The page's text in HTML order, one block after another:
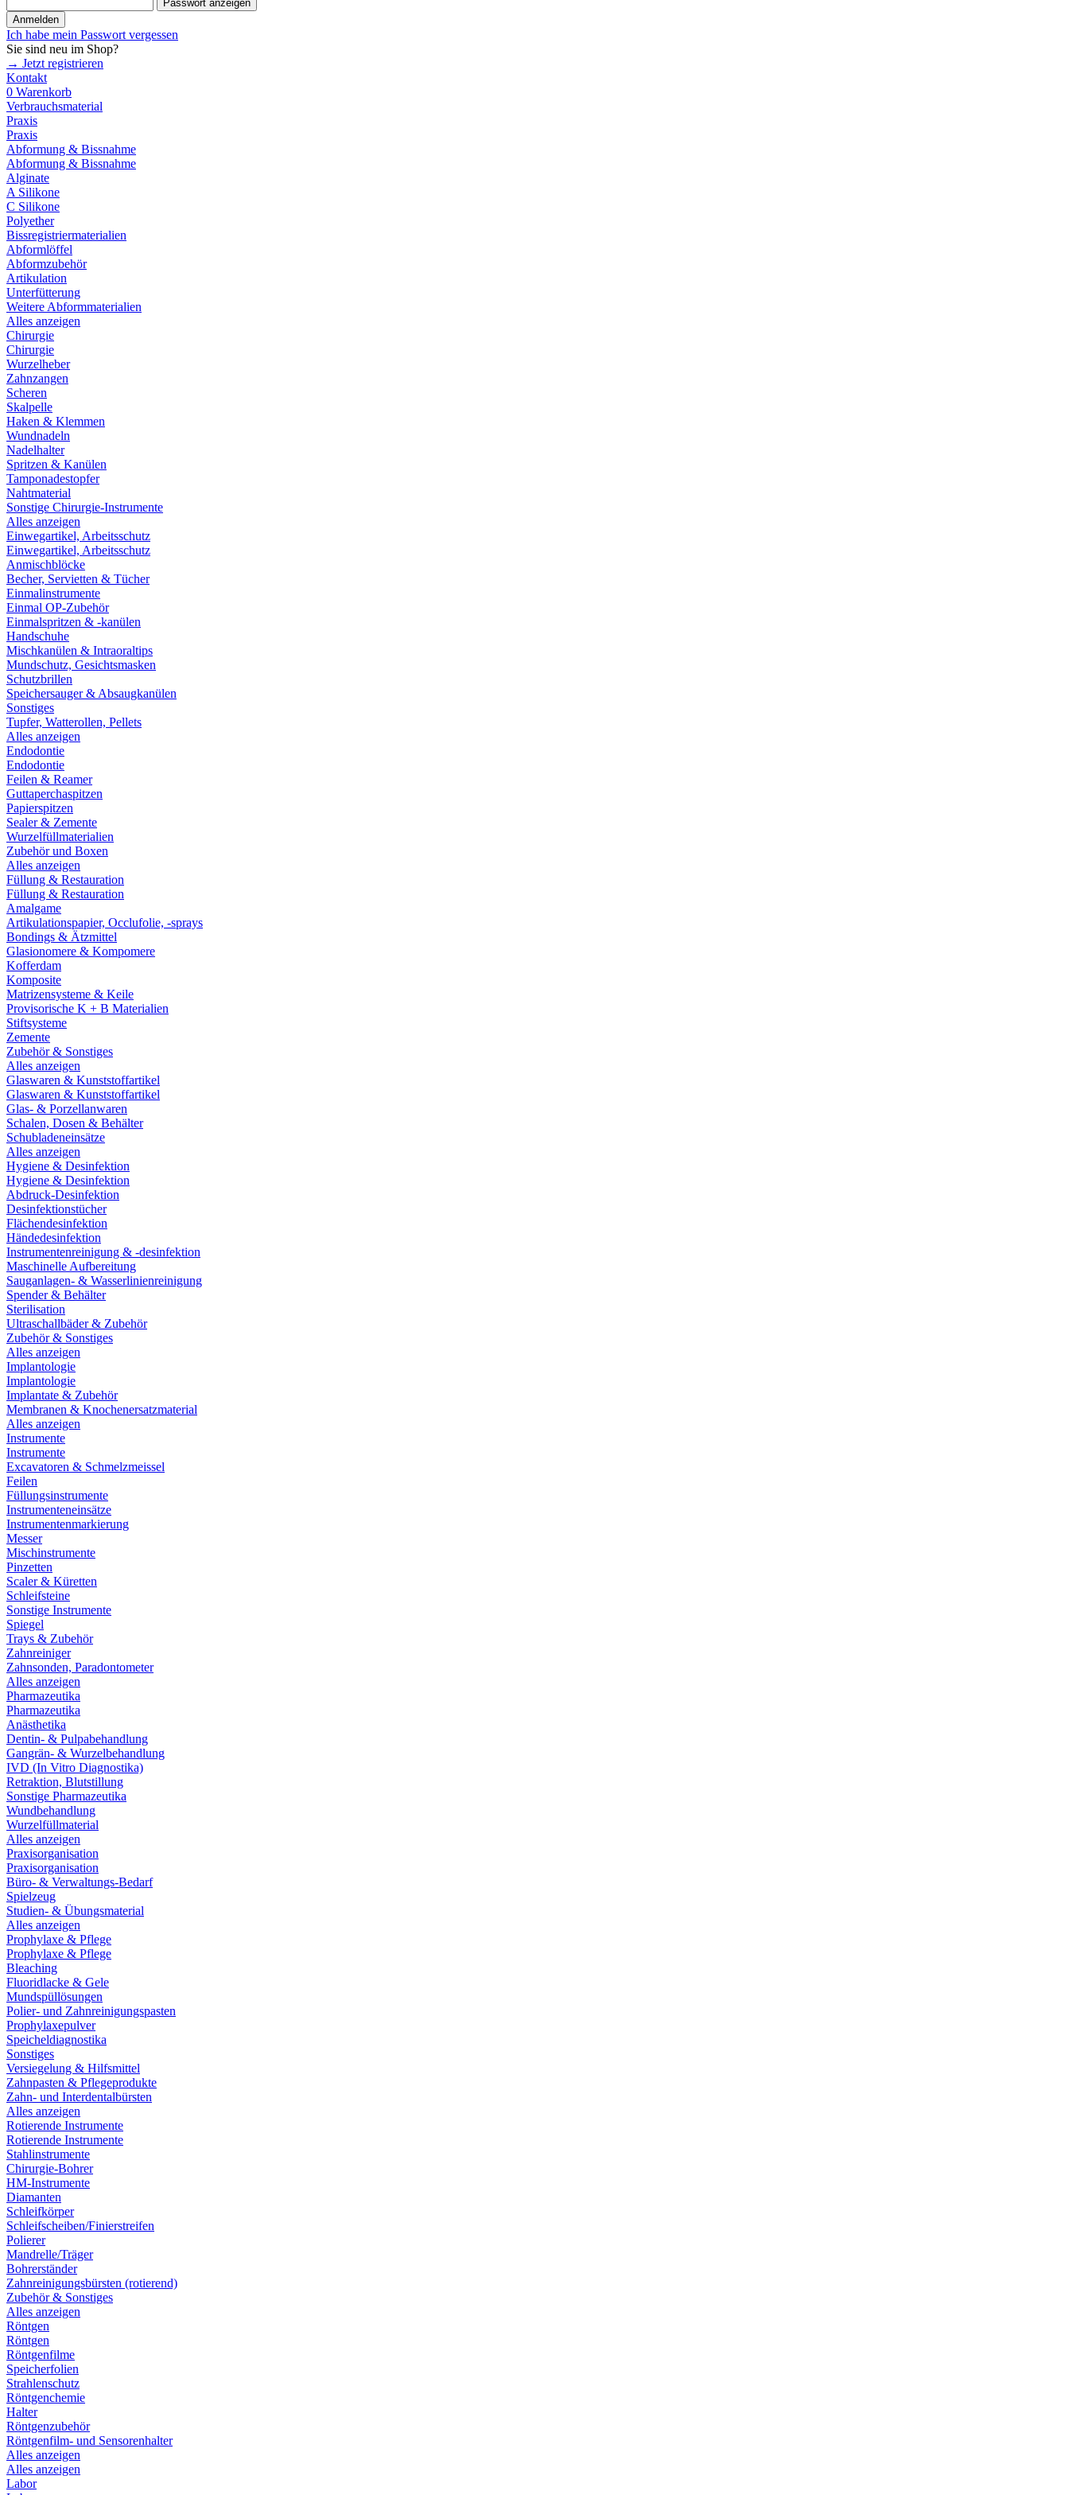
Passwort anzeigen
Anmelden
Ich habe mein Passwort vergessen
Sie sind neu im Shop?
→ Jetzt registrieren
Kontakt
0 Warenkorb
Verbrauchsmaterial
Praxis
Praxis
Abformung & Bissnahme
Abformung & Bissnahme
Alginate
A Silikone
C Silikone
Polyether
Bissregistriermaterialien
Abformlöffel
Abformzubehör
Artikulation
Unterfütterung
Weitere Abformmaterialien
Alles anzeigen
Chirurgie
Chirurgie
Wurzelheber
Zahnzangen
Scheren
Skalpelle
Haken & Klemmen
Wundnadeln
Nadelhalter
Spritzen & Kanülen
Tamponadestopfer
Nahtmaterial
Sonstige Chirurgie-Instrumente
Alles anzeigen
Einwegartikel, Arbeitsschutz
Einwegartikel, Arbeitsschutz
Anmischblöcke
Becher, Servietten & Tücher
Einmalinstrumente
Einmal OP-Zubehör
Einmalspritzen & -kanülen
Handschuhe
Mischkanülen & Intraoraltips
Mundschutz, Gesichtsmasken
Schutzbrillen
Speichersauger & Absaugkanülen
Sonstiges
Tupfer, Watterollen, Pellets
Alles anzeigen
Endodontie
Endodontie
Feilen & Reamer
Guttaperchaspitzen
Papierspitzen
Sealer & Zemente
Wurzelfüllmaterialien
Zubehör und Boxen
Alles anzeigen
Füllung & Restauration
Füllung & Restauration
Amalgame
Artikulationspapier, Occlufolie, -sprays
Bondings & Ätzmittel
Glasionomere & Kompomere
Kofferdam
Komposite
Matrizensysteme & Keile
Provisorische K + B Materialien
Stiftsysteme
Zemente
Zubehör & Sonstiges
Alles anzeigen
Glaswaren & Kunststoffartikel
Glaswaren & Kunststoffartikel
Glas- & Porzellanwaren
Schalen, Dosen & Behälter
Schubladeneinsätze
Alles anzeigen
Hygiene & Desinfektion
Hygiene & Desinfektion
Abdruck-Desinfektion
Desinfektionstücher
Flächendesinfektion
Händedesinfektion
Instrumentenreinigung & -desinfektion
Maschinelle Aufbereitung
Sauganlagen- & Wasserlinienreinigung
Spender & Behälter
Sterilisation
Ultraschallbäder & Zubehör
Zubehör & Sonstiges
Alles anzeigen
Implantologie
Implantologie
Implantate & Zubehör
Membranen & Knochenersatzmaterial
Alles anzeigen
Instrumente
Instrumente
Excavatoren & Schmelzmeissel
Feilen
Füllungsinstrumente
Instrumenteneinsätze
Instrumentenmarkierung
Messer
Mischinstrumente
Pinzetten
Scaler & Küretten
Schleifsteine
Sonstige Instrumente
Spiegel
Trays & Zubehör
Zahnreiniger
Zahnsonden, Paradontometer
Alles anzeigen
Pharmazeutika
Pharmazeutika
Anästhetika
Dentin- & Pulpabehandlung
Gangrän- & Wurzelbehandlung
IVD (In Vitro Diagnostika)
Retraktion, Blutstillung
Sonstige Pharmazeutika
Wundbehandlung
Wurzelfüllmaterial
Alles anzeigen
Praxisorganisation
Praxisorganisation
Büro- & Verwaltungs-Bedarf
Spielzeug
Studien- & Übungsmaterial
Alles anzeigen
Prophylaxe & Pflege
Prophylaxe & Pflege
Bleaching
Fluoridlacke & Gele
Mundspüllösungen
Polier- und Zahnreinigungspasten
Prophylaxepulver
Speicheldiagnostika
Sonstiges
Versiegelung & Hilfsmittel
Zahnpasten & Pflegeprodukte
Zahn- und Interdentalbürsten
Alles anzeigen
Rotierende Instrumente
Rotierende Instrumente
Stahlinstrumente
Chirurgie-Bohrer
HM-Instrumente
Diamanten
Schleifkörper
Schleifscheiben/Finierstreifen
Polierer
Mandrelle/Träger
Bohrerständer
Zahnreinigungsbürsten (rotierend)
Zubehör & Sonstiges
Alles anzeigen
Röntgen
Röntgen
Röntgenfilme
Speicherfolien
Strahlenschutz
Röntgenchemie
Halter
Röntgenzubehör
Röntgenfilm- und Sensorenhalter
Alles anzeigen
Alles anzeigen
Labor